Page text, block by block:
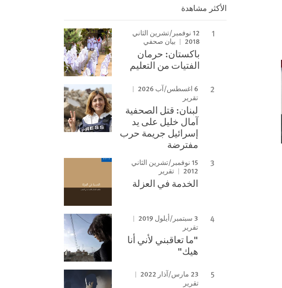
الأكثر مشاهدة
12 نوفمبر/تشرين الثاني
2018
بيان صحفي
باكستان: حرمان
الفتيات من التعليم
6 اغسطس/آب 2026
تقرير
لبنان: قتل الصحفية
آمال خليل على يد
إسرائيل جريمة حرب
مفترضة
15 نوفمبر/تشرين الثاني
2012
تقرير
الخدمة في العزلة
3 سبتمبر/أيلول 2019
تقرير
"ما تعاقبني لأني أنا
هيك"
23 مارس/آذار 2022
تقرير